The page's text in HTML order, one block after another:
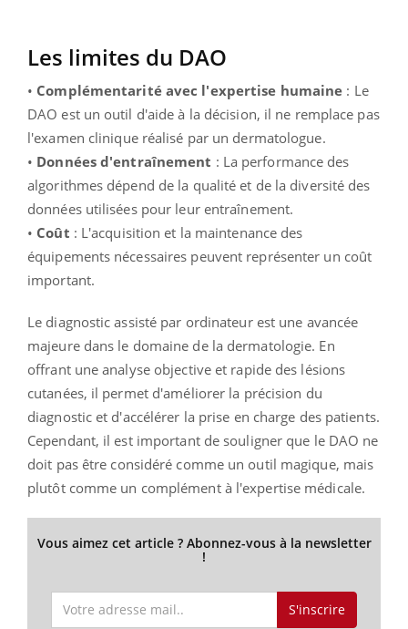
Les limites du DAO
• Complémentarité avec l'expertise humaine : Le
DAO est un outil d'aide à la décision, il ne remplace pas
l'examen clinique réalisé par un dermatologue.
• Données d'entraînement : La performance des
algorithmes dépend de la qualité et de la diversité des
données utilisées pour leur entraînement.
• Coût : L'acquisition et la maintenance des
équipements nécessaires peuvent représenter un coût
important.
Le diagnostic assisté par ordinateur est une avancée
majeure dans le domaine de la dermatologie. En
offrant une analyse objective et rapide des lésions
cutanées, il permet d'améliorer la précision du
diagnostic et d'accélérer la prise en charge des patients.
Cependant, il est important de souligner que le DAO ne
doit pas être considéré comme un outil magique, mais
plutôt comme un complément à l'expertise médicale.
Vous aimez cet article ? Abonnez-vous à la newsletter
!
S'inscrire